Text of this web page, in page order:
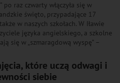
po raz czwarty włączyła się w
święto, przypadające 17
w naszych szkołach. W Iławie
języka angielskiego, a szkolne
się w „szmaragdową wyspę” –
które uczą odwagi i
siebie